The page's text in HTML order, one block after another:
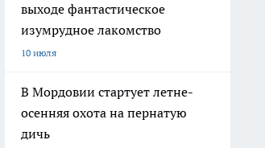
выходе фантастическое
изумрудное лакомство
10 июля
В Мордовии стартует летне-
осенняя охота на пернатую
дичь